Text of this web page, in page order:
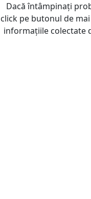
Dacă întâmpinați
click pe butonul de
informațiile colectate